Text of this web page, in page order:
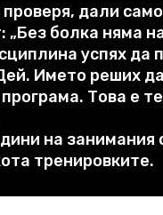
, дали
: „Без болка няма
успях да
. Името реших
. Това е
на
тренировките.